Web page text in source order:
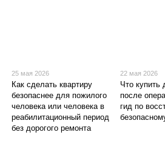
25 мая 2026
Как сделать квартиру
безопаснее для пожилого
человека или человека в
реабилитационный период
без дорогого ремонта
22 мая 2026
Что купить
после
гид по